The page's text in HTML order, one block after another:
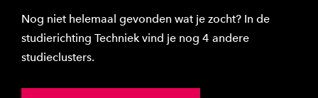
Nog niet helemaal gevonden wat je zocht? In de
studierichting Techniek vind je nog 4 andere
studieclusters.